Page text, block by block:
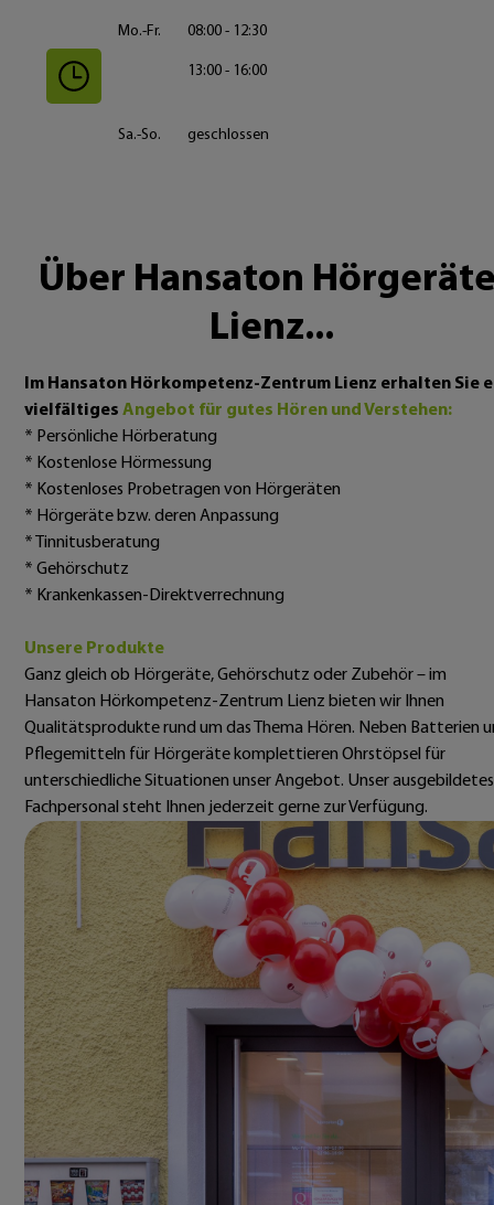
Mo.-Fr. 08:00 - 12:30
13:00 - 16:00
Sa.-So. geschlossen
Über Hansaton
Lienz...
Im Hansaton Hörkompetenz-Zentrum Lienz erhalten Sie
vielfältiges Angebot für gutes Hören und Verstehen:
* Persönliche Hörberatung
* Kostenlose Hörmessung
* Kostenloses Probetragen von Hörgeräten
* Hörgeräte bzw. deren Anpassung
* Tinnitusberatung
* Gehörschutz
* Krankenkassen-Direktverrechnung
Unsere Produkte
Ganz gleich ob Hörgeräte, Gehörschutz oder Zubehör – im
Hansaton Hörkompetenz-Zentrum Lienz bieten wir Ihnen
Qualitätsprodukte rund um das Thema Hören. Neben Batterien
Pflegemitteln für Hörgeräte komplettieren Ohrstöpsel für
unterschiedliche Situationen unser Angebot. Unser ausgebildetes
Fachpersonal steht Ihnen jederzeit gerne zur Verfügung.